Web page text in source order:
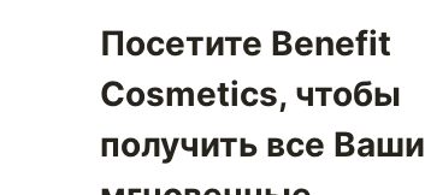
Посетите Benefit
Cosmetics, чтобы
получить все Ваши